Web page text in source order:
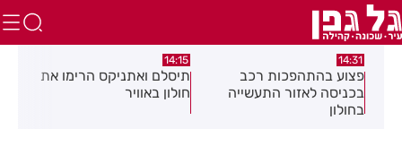
14:31
פצוע בהתהפכות רכב
בכניסה לאזור התעשייה
בחולון
14:15
תיסלם ואתניקס הרימו את
חולון באוויר